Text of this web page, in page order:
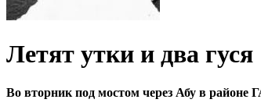
Летят утки и два гуся
Во вторник под мостом через Абу в районе